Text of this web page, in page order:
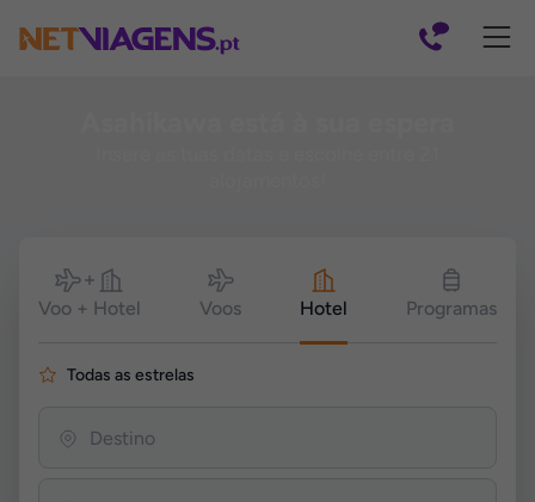
Pesquisar
Voo + Hotel Voos Hotel Programas
Todas as estrelas